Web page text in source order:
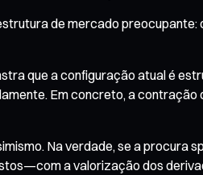
de mercado
que a configuração atual é
Em concreto, a
Na verdade, se a
a valorização dos